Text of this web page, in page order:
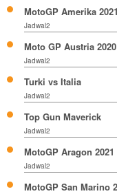
MotoGP Amerika 2021
Jadwal2
Moto GP Austria 2020
Jadwal2
Turki vs Italia
Jadwal2
Top Gun Maverick
Jadwal2
MotoGP Aragon 2021
Jadwal2
MotoGP San Marino